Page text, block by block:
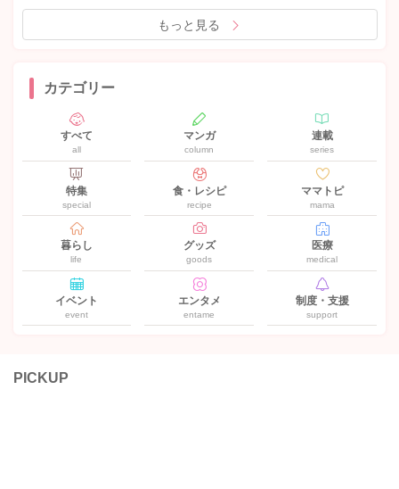
もっと見る
カテゴリー
すべて
all
マンガ
column
連載
series
特集
special
食・レシピ
recipe
ママトピ
mama
暮らし
life
グッズ
goods
医療
medical
イベント
event
エンタメ
entame
制度・支援
support
PICKUP